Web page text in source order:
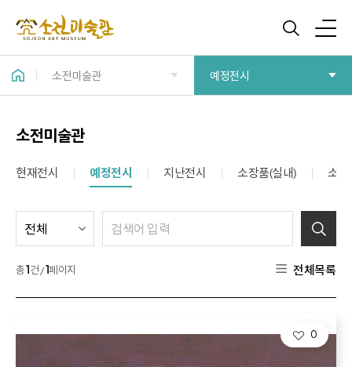
소전미술관 예정전시
소전미술관
현재전시 예정전시 지난전시 소장품(실내) 소장
총1건 /1페이지 전체목록
0